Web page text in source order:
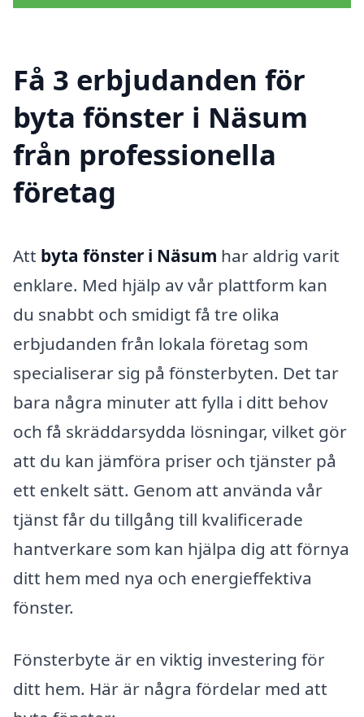
Få 3 erbjudanden för
byta fönster i Näsum
från professionella
företag
Att byta fönster i Näsum har aldrig varit
enklare. Med hjälp av vår plattform kan
du snabbt och smidigt få tre olika
erbjudanden från lokala företag som
specialiserar sig på fönsterbyten. Det tar
bara några minuter att fylla i ditt behov
och få skräddarsydda lösningar, vilket gör
att du kan jämföra priser och tjänster på
ett enkelt sätt. Genom att använda vår
tjänst får du tillgång till kvalificerade
hantverkare som kan hjälpa dig att förnya
ditt hem med nya och energieffektiva
fönster.
Fönsterbyte är en viktig investering för
ditt hem. Här är några fördelar med att